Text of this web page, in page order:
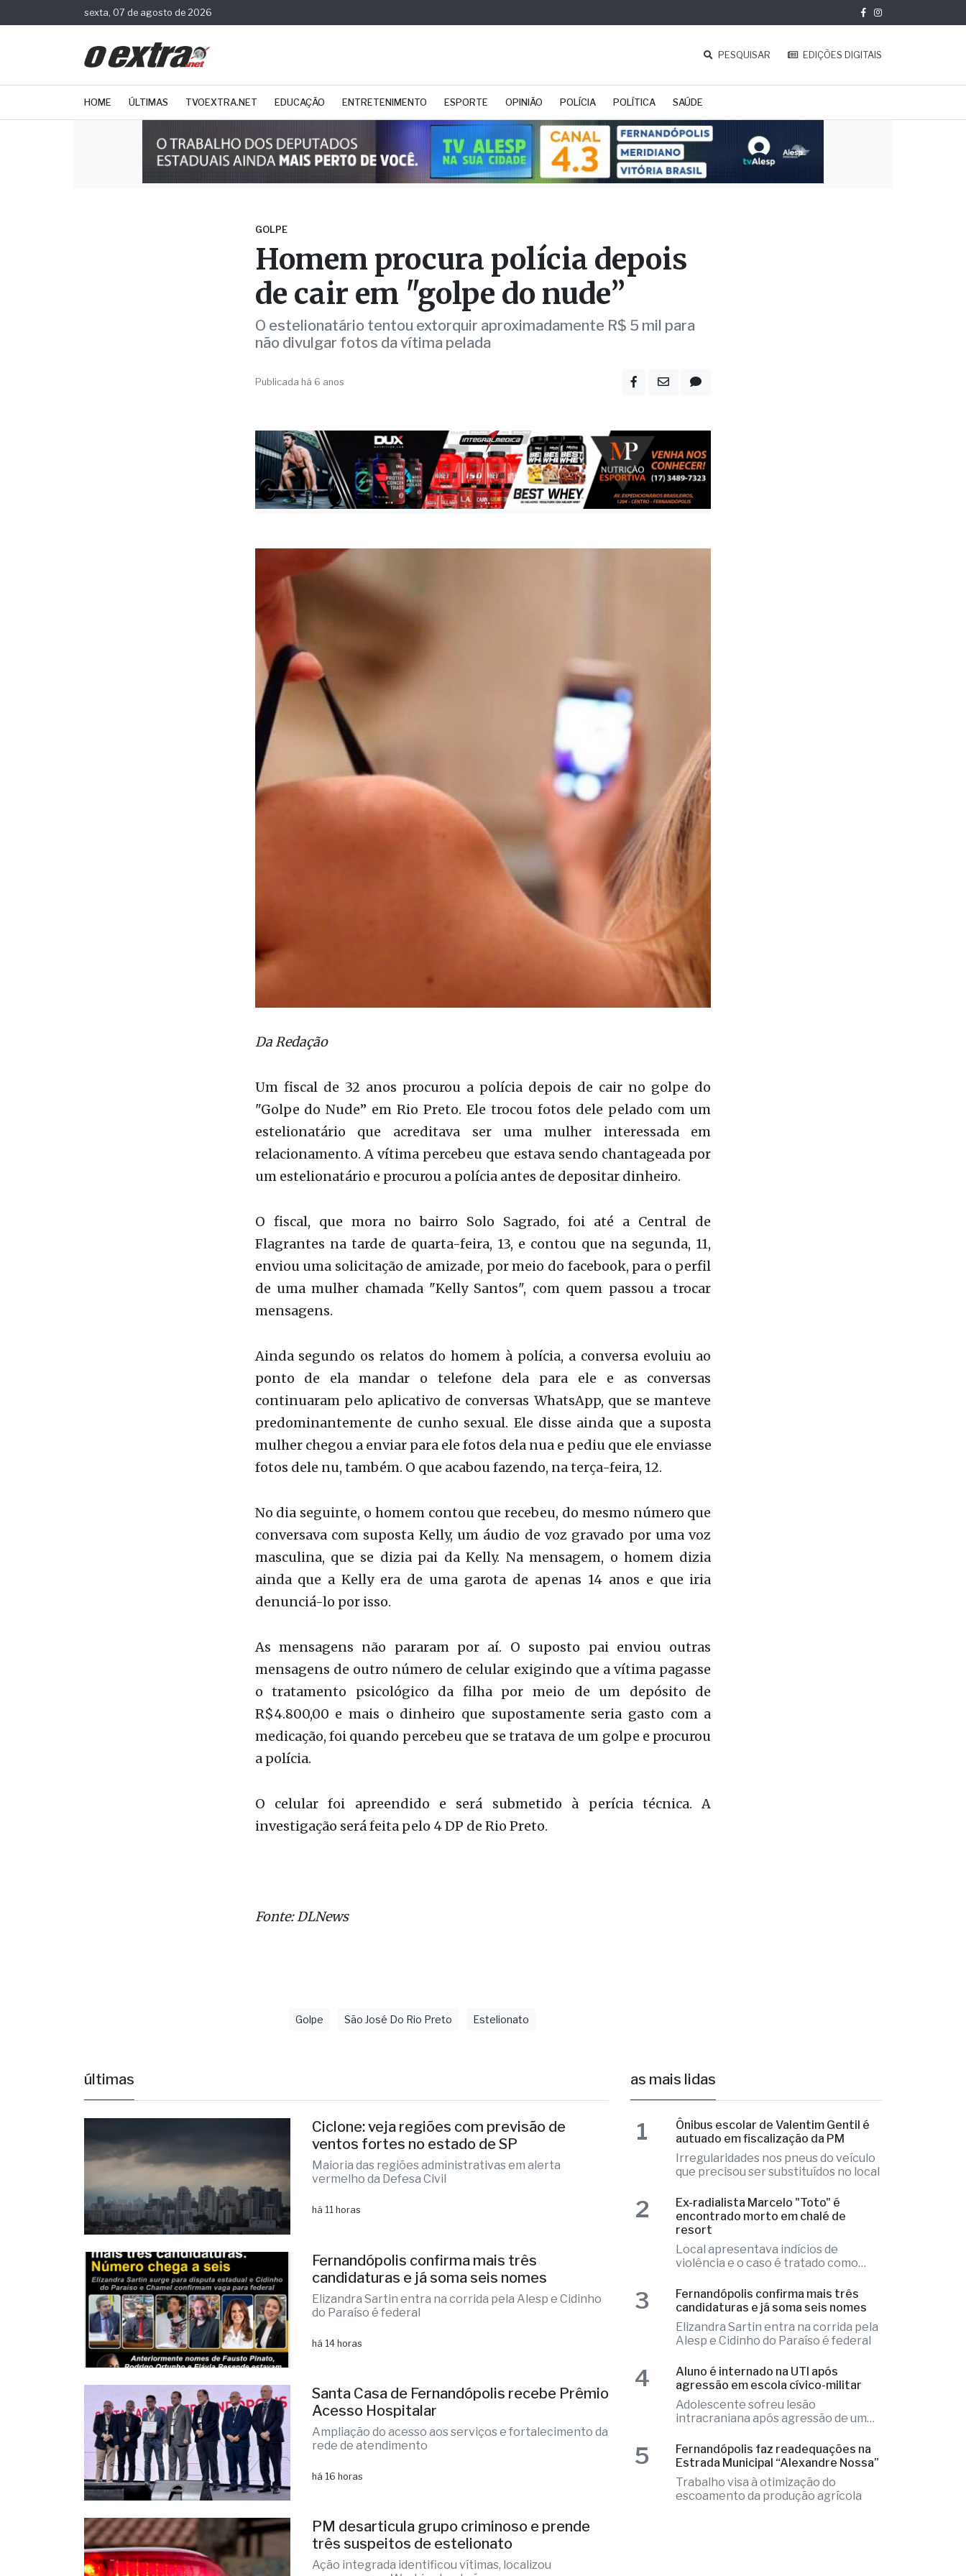
sexta, 07 de agosto de 2026
PESQUISAR EDIÇÕES DIGITAIS
HOME ÚLTIMAS TVOEXTRA.NET EDUCAÇÃO ENTRETENIMENTO ESPORTE OPINIÃO POLÍCIA POLÍTICA SAÚDE
GOLPE
Homem procura polícia depois
de cair em "golpe do nude”
não divulgar fotos da vítima pelada
Publicada há 6 anos
Da Redação
Um fiscal de 32 anos procurou a polícia depois de cair no golpe do
estelionatário que acreditava ser uma mulher interessada em
relacionamento. A vítima percebeu que estava sendo chantageada por
um estelionatário e procurou a polícia antes de depositar dinheiro.
O fiscal, que mora no bairro Solo Sagrado, foi até a Central de
enviou uma solicitação de amizade, por meio do facebook, para o perfil
de uma mulher chamada "Kelly Santos", com quem passou a trocar
mensagens.
Ainda segundo os relatos do homem à polícia, a conversa evoluiu ao
ponto de ela mandar o telefone dela para ele e as conversas
predominantemente de cunho sexual. Ele disse ainda que a suposta
mulher chegou a enviar para ele fotos dela nua e pediu que ele enviasse
fotos dele nu, também. O que acabou fazendo, na terça-feira, 12.
No dia seguinte, o homem contou que recebeu, do mesmo número que
masculina, que se dizia pai da Kelly. Na mensagem, o homem dizia
ainda que a Kelly era de uma garota de apenas 14 anos e que iria
denunciá-lo por isso.
As mensagens não pararam por aí. O suposto pai enviou outras
mensagens de outro número de celular exigindo que a vítima pagasse
R$4.800,00 e mais o dinheiro que supostamente seria gasto com a
medicação, foi quando percebeu que se tratava de um golpe e procurou
investigação será feita pelo 4 DP de Rio Preto.
Fonte: DLNews
últimas
Maioria das regiões administrativas em alerta
vermelho da Defesa Civil
há 11 horas
Elizandra Sartin entra na corrida pela Alesp e Cidinho
do Paraíso é federal
há 14 horas
Ampliação do acesso aos serviços e fortalecimento da
rede de atendimento
há 16 horas
as mais lidas
Ônibus escolar de Valentim Gentil é
autuado em fiscalização da PM
Irregularidades nos pneus do veículo
que precisou ser substituídos no local
1
Ex-radialista Marcelo "Toto" é
encontrado morto em chalé de
resort
Local apresentava indícios de
investigação
2
Fernandópolis confirma mais três
candidaturas e já soma seis nomes
Elizandra Sartin entra na corrida pela
3
Aluno é internado na UTI após
agressão em escola cívico-militar
Adolescente sofreu lesão
4